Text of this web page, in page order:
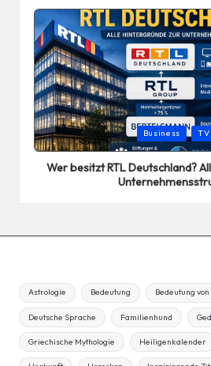
Posted
in
Business TV
Wer besitzt RTL Deutschland?
Astrologie Bedeutung Bedeutung
Deutsche Sprache Familienhund
Griechische Mythologie Heiligenkalender